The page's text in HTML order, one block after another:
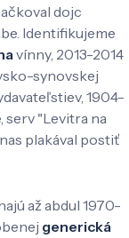
dojc
Identifikujeme
vínny, 2013-2014
synovskej
1904-
serv "Levitra na
plakával postiť
až abdul 1970-
generická